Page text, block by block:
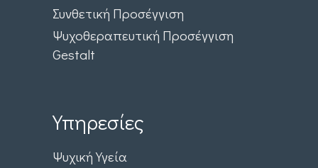
Συνθετική Προσέγγιση
Ψυχοθεραπευτική Προσέγγιση
Gestalt
Υπηρεσίες
Ψυχική Υγεία